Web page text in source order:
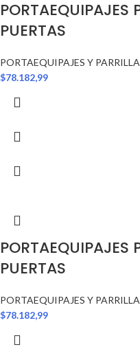
PORTAEQUIPAJES
PUERTAS
PORTAEQUIPAJES Y
$78.182,99
PORTAEQUIPAJES
PUERTAS
PORTAEQUIPAJES Y
$78.182,99